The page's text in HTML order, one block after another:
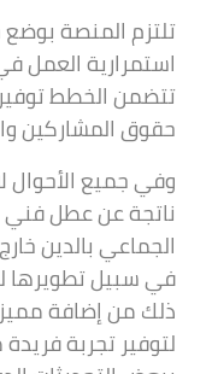
تلتزم المنصة
استمرارية العمل
تتضمن الخطط
حقوق المشاركين
وفي جميع الأحوال
ناتجة عن عطل فني
الجماعي بالدين
في سبيل تطويرها
ذلك من إضافة
لتوفير تجربة